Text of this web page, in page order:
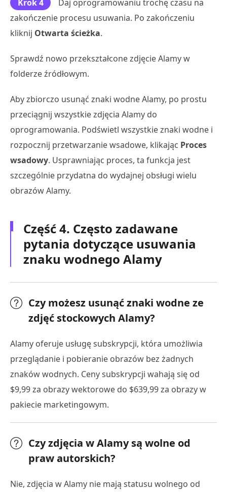
Krok 4
Daj oprogramowaniu trochę czasu na
zakończenie procesu usuwania. Po zakończeniu
kliknij Otwarta ścieżka.
Sprawdź nowo przekształcone zdjęcie Alamy w
folderze źródłowym.
Aby zbiorczo usunąć znaki wodne Alamy, po prostu
przeciągnij wszystkie zdjęcia Alamy do
oprogramowania. Podświetl wszystkie znaki wodne i
rozpocznij przetwarzanie wsadowe, klikając Proces
wsadowy. Usprawniając proces, ta funkcja jest
szczególnie przydatna do wydajnej obsługi wielu
obrazów Alamy.
Część 4. Często zadawane
pytania dotyczące usuwania
znaku wodnego Alamy
Czy możesz usunąć znaki wodne ze
zdjęć stockowych Alamy?
Alamy oferuje usługę subskrypcji, która umożliwia
przeglądanie i pobieranie obrazów bez żadnych
znaków wodnych. Ceny subskrypcji wahają się od
$9,99 za obrazy wektorowe do $639,99 za obrazy w
pakiecie marketingowym.
Czy zdjęcia w Alamy są wolne od
praw autorskich?
Nie, zdjęcia w Alamy nie mają statusu wolnego od